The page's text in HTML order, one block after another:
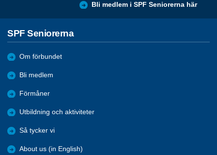
Bli medlem i SPF Seniorerna här
SPF Seniorerna
Om förbundet
Bli medlem
Förmåner
Utbildning och aktiviteter
Så tycker vi
About us (in English)